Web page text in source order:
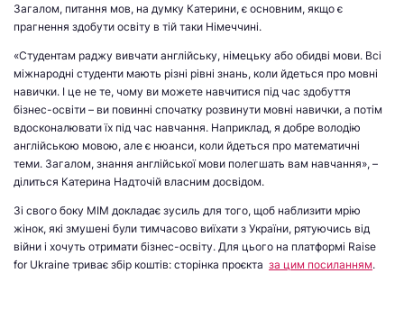
Загалом, питання мов, на думку Катерини, є основним, якщо є
прагнення здобути освіту в тій таки Німеччині.
«Студентам раджу вивчати англійську, німецьку або обидві мови. Всі
міжнародні студенти мають різні рівні знань, коли йдеться про мовні
навички. І це не те, чому ви можете навчитися під час здобуття
бізнес-освіти – ви повинні спочатку розвинути мовні навички, а потім
вдосконалювати їх під час навчання. Наприклад, я добре володію
англійською мовою, але є нюанси, коли йдеться про математичні
теми. Загалом, знання англійської мови полегшать вам навчання», –
ділиться Катерина Надточій власним досвідом.
Зі свого боку МІМ докладає зусиль для того, щоб наблизити мрію
жінок, які змушені були тимчасово виїхати з України, рятуючись від
війни і хочуть отримати бізнес-освіту. Для цього на платформі Raise
for Ukraine триває збір коштів: сторінка проєкта за цим посиланням.